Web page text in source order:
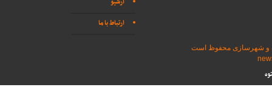
ارتباط با ما
و شهرسازی محفوظ است